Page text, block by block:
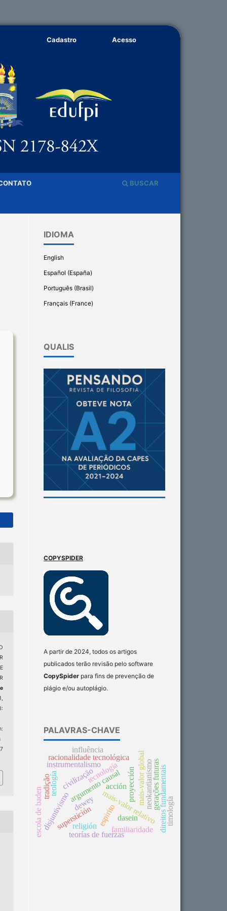
BUSCAR
Cadastro Acesso
IDIOMA
English
Español (España)
Português (Brasil)
Français (France)
QUALIS
COPYSPIDER
A partir de 2024, todos os artigos
publicados terão revisão pelo software
CopySpider para fins de prevenção de
plágio e/ou autoplágio.
PALAVRAS-CHAVE
argumento causal
superstición
proyecciónmais-valor global
mais-valor relativo
disjuntivismo religión
racionalidade tecnológica
tecnología
instrumentalismo
dewey
teología direitos fundamentais
espirito
influência
familiaridade
neokantianismo
escola de baden dasein
tradição gerações futuras
timología
teorías de fuerzas
acción
civilização